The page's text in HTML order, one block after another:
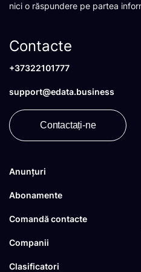
nici o răspundere pe partea
Anunțuri
Abonamente
Comandă contacte
Companii
Clasificatori
Contacte
+37322101777
support@edata.business
Contactați-ne